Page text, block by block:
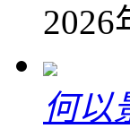
2026
何以